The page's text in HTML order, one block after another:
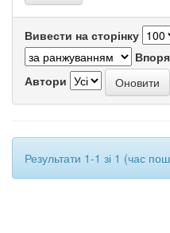
Вивести на сторінку
Автори
Результати 1-1 зі 1 (час